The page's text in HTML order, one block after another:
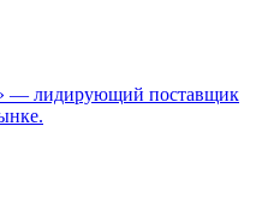
— лидирующий поставщик